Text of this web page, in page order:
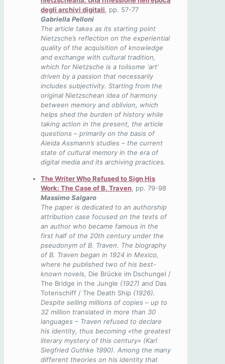
degli archivi digitali, pp. 57-77
Gabriella Pelloni
The article takes as its starting point
Nietzsche’s reflection on the experiential
quality of the acquisition of knowledge
and exchange with cultural tradition,
which for Nietzsche is a toilsome ‘art’
driven by a passion that necessarily
includes subjectivity. Starting from the
original Nietzschean idea of harmony
between memory and oblivion, which
helps shed the burden of history while
taking action in the present, the article
questions – primarily on the basis of
Aleida Assmann’s studies – the current
state of cultural memory in the era of
digital media and its archiving practices.
The Writer Who Refused to Sign His
Work: The Case of B. Traven, pp. 79-98
Massimo Salgaro
The paper is dedicated to an authorship
attribution case focused on the texts of
an author who became famous in the
first half of the 20th century under the
pseudonym of B. Traven. The biography
of B. Traven began in 1924 in Mexico,
where he published two of his best-
known novels, Die Brücke im Dschungel /
The Bridge in the Jungle (1927) and Das
Totenschiff / The Death Ship (1926).
Despite selling millions of copies – up to
32 million translated in more than 30
languages – Traven refused to declare
his identity, thus becoming «the greatest
literary mystery of this century» (Karl
Siegfried Guthke 1990). Among the many
different theories on his identity that